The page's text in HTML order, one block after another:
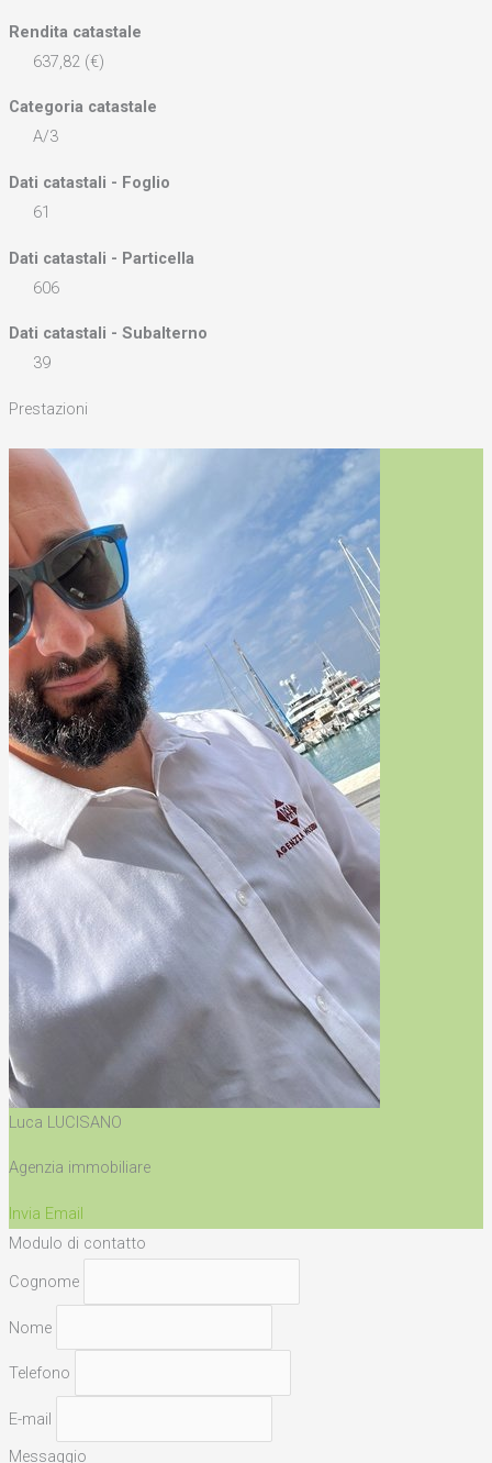
Rendita catastale
637,82 (€)
Categoria catastale
A/3
Dati catastali - Foglio
61
Dati catastali - Particella
606
Dati catastali - Subalterno
39
Prestazioni
Luca LUCISANO
Agenzia immobiliare
Invia Email
Modulo di contatto
Cognome
Nome
Telefono
E-mail
Messaggio